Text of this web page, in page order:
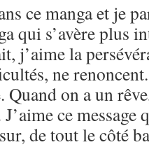
ce manga et je
qui s’avère plus
j’aime la
ne
Quand on a un
ce
de tout le côté